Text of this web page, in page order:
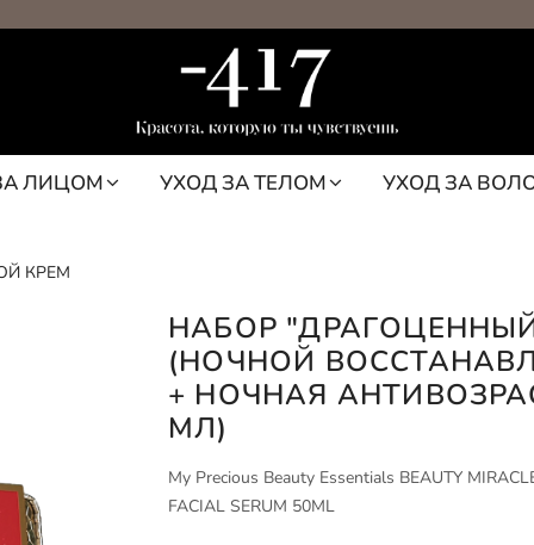
ЛИЦОМ УХОД ЗА ТЕЛОМ УХОД ЗА
КРЕМ
НАБОР
(НОЧНОЙ
+ НОЧНАЯ
МЛ)
My Precious Beauty Essentials BEAUTY
FACIAL SERUM 50ML